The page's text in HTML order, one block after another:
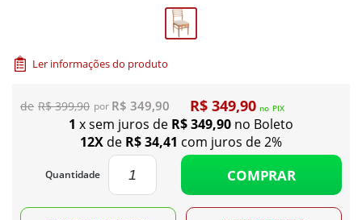
Ler informações do produto
R$ 399,90 R$ 349,90 R$ 349,90 no PIX
1 x sem juros de R$ 349,90 no Boleto
12X de R$ 34,41 com juros de 2%
Quantidade COMPRAR